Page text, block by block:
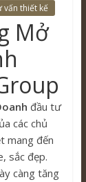
vấn thiết kế
Mở
đầu tư
các chủ
mang đến
sắc đẹp.
càng tăng